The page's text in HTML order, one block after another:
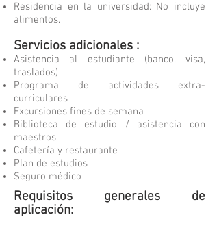
Residencia en la universidad: No incluye
alimentos.
Servicios adicionales :
Asistencia al estudiante (banco, visa,
traslados)
Programa de actividades extra-
curriculares
Excursiones fines de semana
Biblioteca de estudio / asistencia con
maestros
Cafetería y restaurante
Plan de estudios
Seguro médico
Requisitos generales de
aplicación: